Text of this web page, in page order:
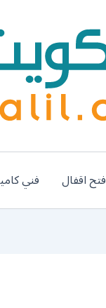
فتح اقفال فني